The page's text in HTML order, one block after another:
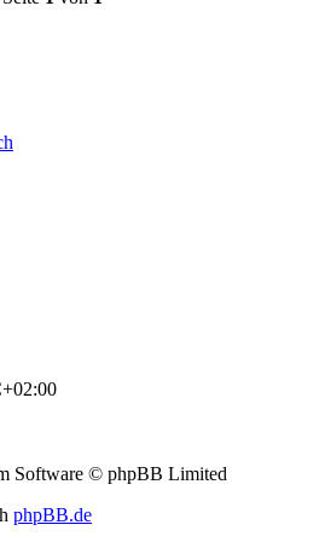
Software © phpBB Limited
phpBB.de